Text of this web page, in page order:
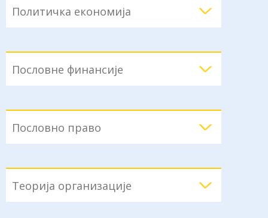
Политичка економија
Пословне финансије
Пословно право
Теорија организације